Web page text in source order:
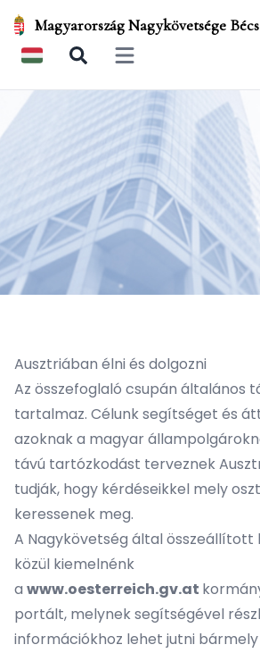
Magyarország Nagykövetsége Bécs
Open main menu
Ausztriában élni és dolgozni
Az összefoglaló csupán általános
tartalmaz. Célunk segítséget és
azoknak a magyar
távú tartózkodást terveznek
tudják, hogy kérdéseikkel mely
keressenek meg.
A Nagykövetség által összeállított
közül kiemelnénk
a www.oesterreich.gv.at
portált, melynek segítségével
információkhoz lehet jutni